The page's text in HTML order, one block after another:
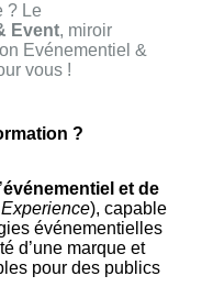
? Le
Event, miroir
Evénementiel &
vous !
?
événementiel et de
), capable
événementielles
d’une marque et
pour des publics